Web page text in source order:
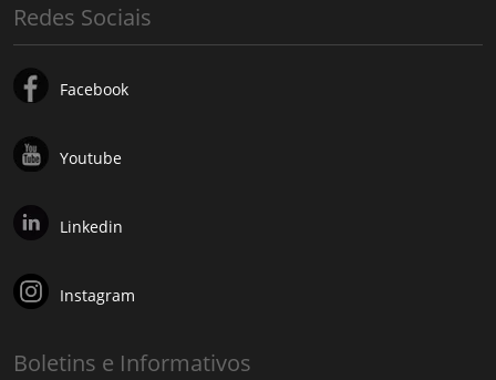
Redes Sociais
Facebook
Youtube
Linkedin
Instagram
Boletins e Informativos